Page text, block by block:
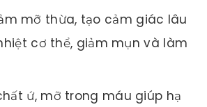
mỡ thừa, tạo cảm giác lâu
cơ thể, giảm mụn và làm
ứ, mỡ trong máu giúp hạ